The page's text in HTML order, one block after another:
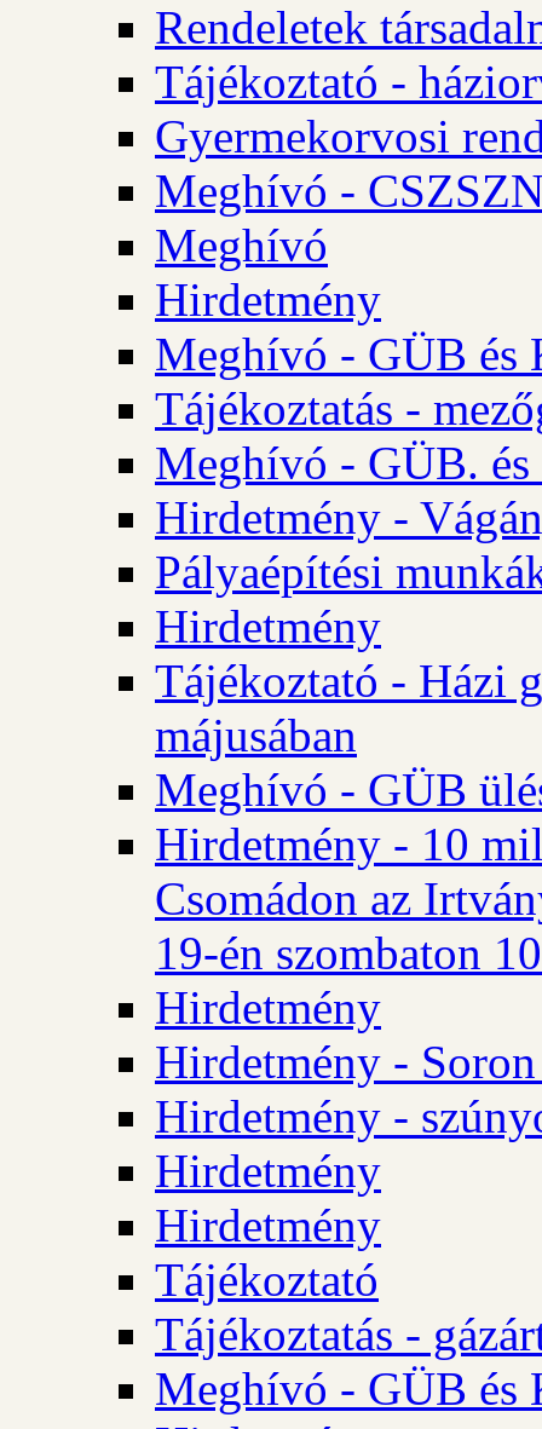
Rendeletek
Tájékoztató -
Gyermekorvosi
Meghívó -
Meghívó
Hirdetmény
Meghívó - GÜB és
Tájékoztatás -
Meghívó - GÜB.
Hirdetmény -
Pályaépítési
Hirdetmény
Tájékoztató - Házi
májusában
Meghívó - GÜB
Hirdetmény - 10
Csomádon az
19-én szombaton
Hirdetmény
Hirdetmény -
Hirdetmény -
Hirdetmény
Hirdetmény
Tájékoztató
Tájékoztatás -
Meghívó - GÜB és